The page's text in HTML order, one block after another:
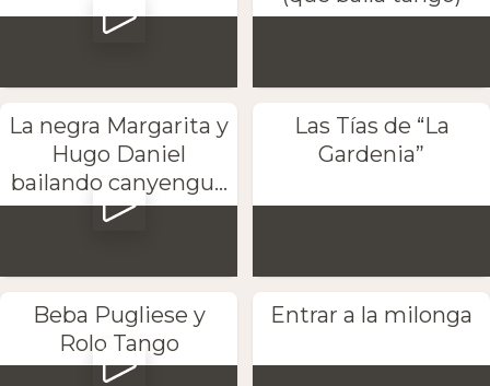
La negra Margarita y
Hugo Daniel
bailando canyengu...
Las Tías de “La
Gardenia”
Beba Pugliese y
Rolo Tango
Entrar a la milonga